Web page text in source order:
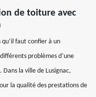
de toiture avec
faut confier à un
problèmes d’une
la ville de Lusignac,
la qualité des prestations de